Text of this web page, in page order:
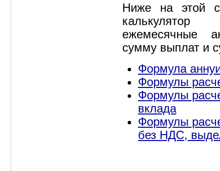
Ниже на этой
ежемесячные
сумму выплат и
Формула
Формулы
Формулы
вклада
Формулы
без НДС,